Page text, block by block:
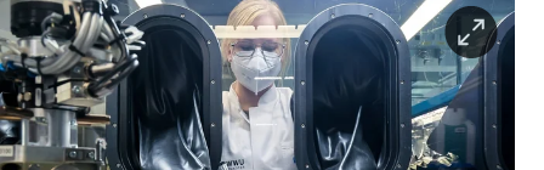
berlin
nord
wahrheit